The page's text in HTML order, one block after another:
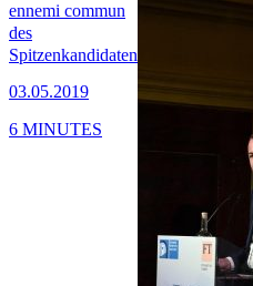
ennemi commun
des
Spitzenkandidaten
03.05.2019
6 MINUTES